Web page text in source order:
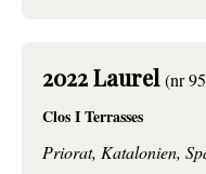
2022 Laurel(nr
Clos I Terrasses
Priorat, Katalonien,